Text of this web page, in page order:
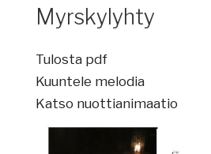
Myrskylyhty
Tulosta pdf
Kuuntele melodia
Katso nuottianimaatio